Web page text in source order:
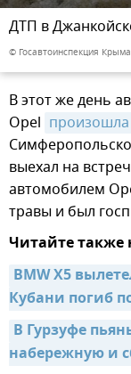
ДТП в
© Госавтоинспекция Крыма
В этот же день
Opel произошла
выехал на
автомобилем
травы и был
Читайте
BMW Х5
Кубани погиб
В Гурзуфе
набережную и